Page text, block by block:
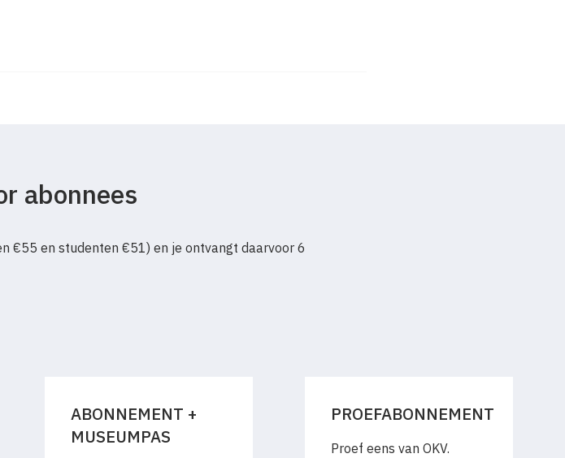
abonnees
€55 en studenten €51) en je ontvangt daarvoor 6
ABONNEMENT +
MUSEUMPAS
PROEFABONNEMENT
Proef eens van OKV.